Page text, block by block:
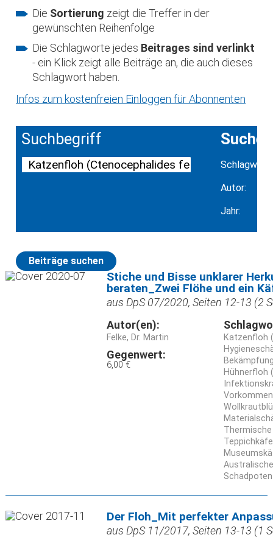
Die Sortierung zeigt die Treffer in der
gewünschten Reihenfolge
Die Schlagworte jedes Beitrages sind verlinkt
- ein Klick zeigt alle Beiträge an, die auch dieses
Schlagwort haben.
Infos zum kostenfreien Einloggen für Abonnenten
Suchbegriff Suche
Schlagwort:
Autor:
Jahr:
Beiträge suchen
Stiche und Bisse unklarer
beraten_Zwei Flöhe und ein
aus DpS 07/2020, Seiten 12-13 (2
Autor(en):
Felke, Dr. Martin
Gegenwert:
6,00 €
Katzenfloh
Hühnerfloh
Vorkommen
Der Floh_Mit perfekter
aus DpS 11/2017, Seiten 13-13 (1